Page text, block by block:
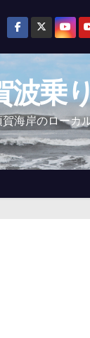
波乗
海岸のローカ